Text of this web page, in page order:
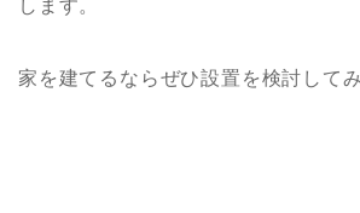
します。
家を建てるならぜひ設置を検討して